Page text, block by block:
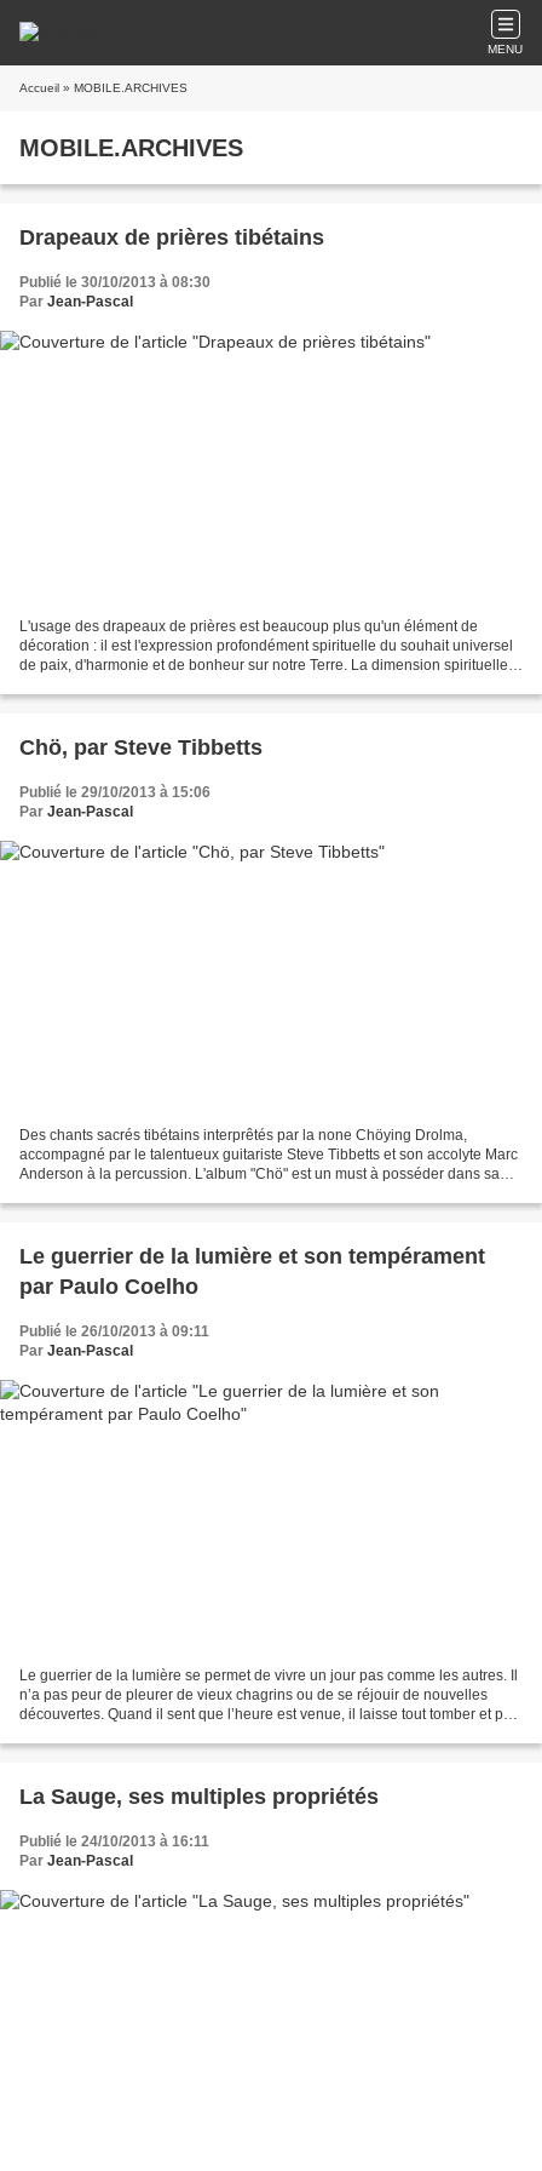
MENU
Accueil » MOBILE.ARCHIVES
MOBILE.ARCHIVES
Drapeaux de prières tibétains
Publié le 30/10/2013 à 08:30
Par Jean-Pascal
L'usage des drapeaux de prières est beaucoup plus qu'un élément de
décoration : il est l'expression profondément spirituelle du souhait universel
de paix, d'harmonie et de bonheur sur notre Terre. La dimension spirituelle
Chö, par Steve Tibbetts
Publié le 29/10/2013 à 15:06
Par Jean-Pascal
Des chants sacrés tibétains interprêtés par la none Chöying Drolma,
accompagné par le talentueux guitariste Steve Tibbetts et son accolyte Marc
Anderson à la percussion. L'album "Chö" est un must à posséder dans sa
Le guerrier de la lumière et son tempérament
par Paulo Coelho
Publié le 26/10/2013 à 09:11
Par Jean-Pascal
Le guerrier de la lumière se permet de vivre un jour pas comme les autres. Il
n’a pas peur de pleurer de vieux chagrins ou de se réjouir de nouvelles
découvertes. Quand il sent que l’heure est venue, il laisse tout tomber et part
La Sauge, ses multiples propriétés
Publié le 24/10/2013 à 16:11
Par Jean-Pascal